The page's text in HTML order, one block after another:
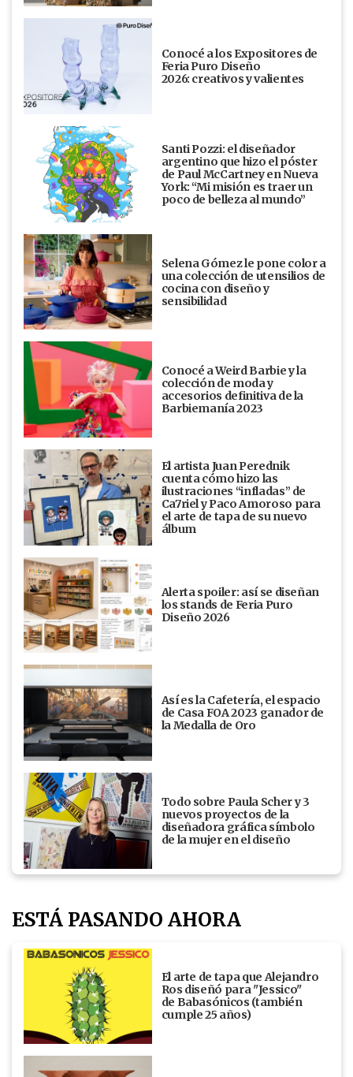
Conocé a los Expositores de
Feria Puro Diseño
2026: creativos y valientes
Santi Pozzi: el diseñador
argentino que hizo el póster
de Paul McCartney en Nueva
York: “Mi misión es traer un
poco de belleza al mundo”
Selena Gómez le pone color a
una colección de utensilios de
cocina con diseño y
sensibilidad
Conocé a Weird Barbie y la
colección de moda y
accesorios definitiva de la
Barbiemanía 2023
El artista Juan Perednik
cuenta cómo hizo las
ilustraciones “infladas” de
Ca7riel y Paco Amoroso para
el arte de tapa de su nuevo
álbum
Alerta spoiler: así se diseñan
los stands de Feria Puro
Diseño 2026
Así es la Cafetería, el espacio
de Casa FOA 2023 ganador de
la Medalla de Oro
Todo sobre Paula Scher y 3
nuevos proyectos de la
diseñadora gráfica símbolo
de la mujer en el diseño
ESTÁ PASANDO AHORA
El arte de tapa que Alejandro
Ros diseñó para "Jessico"
de Babasónicos (también
cumple 25 años)